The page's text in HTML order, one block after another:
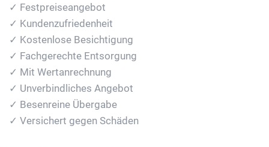
✓ Festpreiseangebot
✓ Kundenzufriedenheit
✓ Kostenlose Besichtigung
✓ Fachgerechte Entsorgung
✓ Mit Wertanrechnung
✓ Unverbindliches Angebot
✓ Besenreine Übergabe
✓ Versichert gegen Schäden